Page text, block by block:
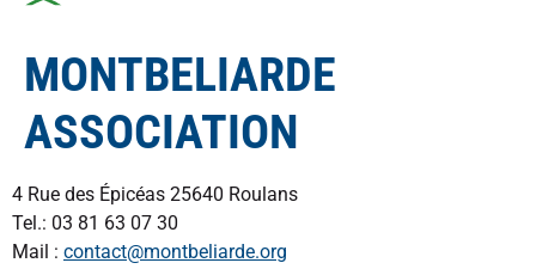
MONTBELIARDE
ASSOCIATION
4 Rue des Épicéas 25640 Roulans
Tel.: 03 81 63 07 30
Mail : contact@montbeliarde.org